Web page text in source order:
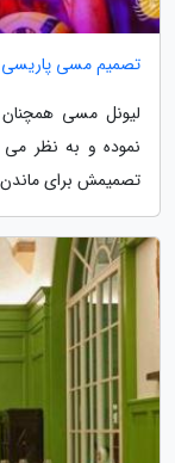
تصمیم مسی پاریسی
لیونل مسی همچنان
نموده و به نظر
تصمیمش برای